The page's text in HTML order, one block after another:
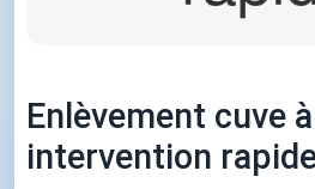
Enlèvement cuve
intervention